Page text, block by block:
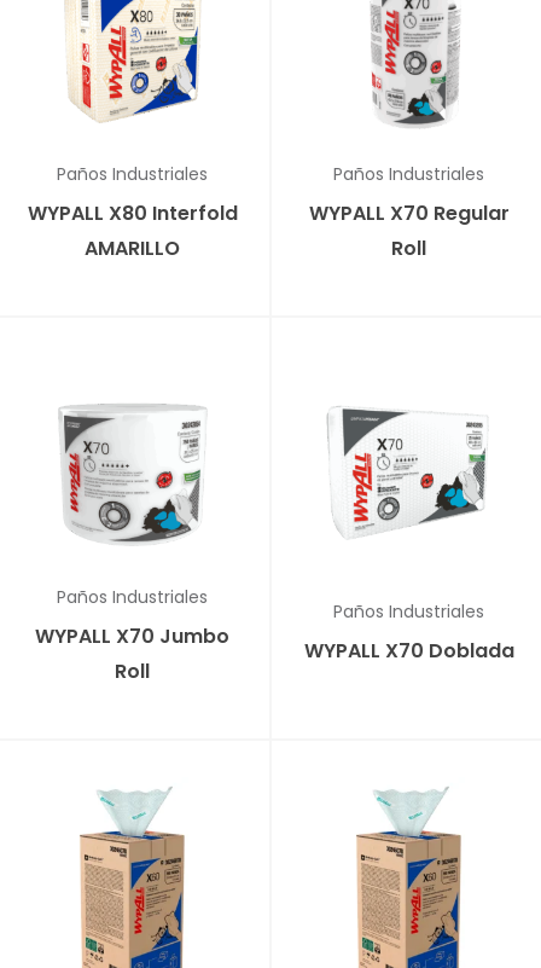
Paños Industriales
WYPALL X80 Interfold
AMARILLO
Paños Industriales
WYPALL X70 Regular
Roll
Paños Industriales
WYPALL X70 Jumbo
Roll
Paños Industriales
WYPALL X70 Doblada